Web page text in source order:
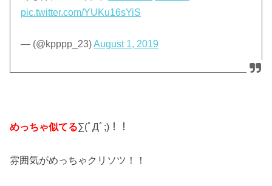
pic.twitter.com/YUKu16sYiS
— (@kpppp_23)August 1, 2019
めっちゃ似てる∑(ﾟДﾟ;)！！
雰囲気がめっちゃクリソツ！！